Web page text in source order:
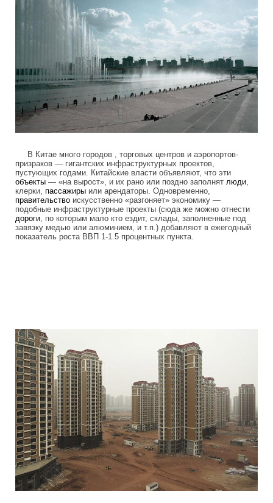
В Китае много городов , торговых центров и аэропортов-
призраков — гигантских инфраструктурных проектов,
пустующих годами. Китайские власти объявляют, что эти
объекты — «на вырост», и их рано или поздно заполнят люди
клерки, пассажиры или арендаторы. Одновременно,
правительство искусственно «разгоняет» экономику —
подобные инфраструктурные проекты (сюда же можно отнести
дороги , по которым мало кто ездит, склады, заполненные под
завязку медью или алюминием, и т.п.) добавляют в ежегодный
показатель роста ВВП 1-1.5 процентных пункта.